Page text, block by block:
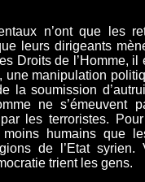
n’ont que les
leurs dirigeants
Droits de l’Homme,
une manipulation
la soumission
ne s’émeuvent
les terroristes.
humains que
de l’Etat syrien.
trient les gens.